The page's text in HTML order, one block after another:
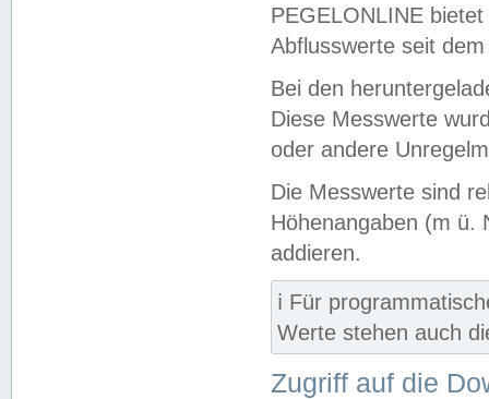
PEGELONLINE
Abflusswerte seit
Bei den
Diese Messwerte
oder andere
Die Messwerte sind
Höhenangaben (m ü.
addieren.
ℹ️ Für
Werte stehen auch
Zugriff auf die